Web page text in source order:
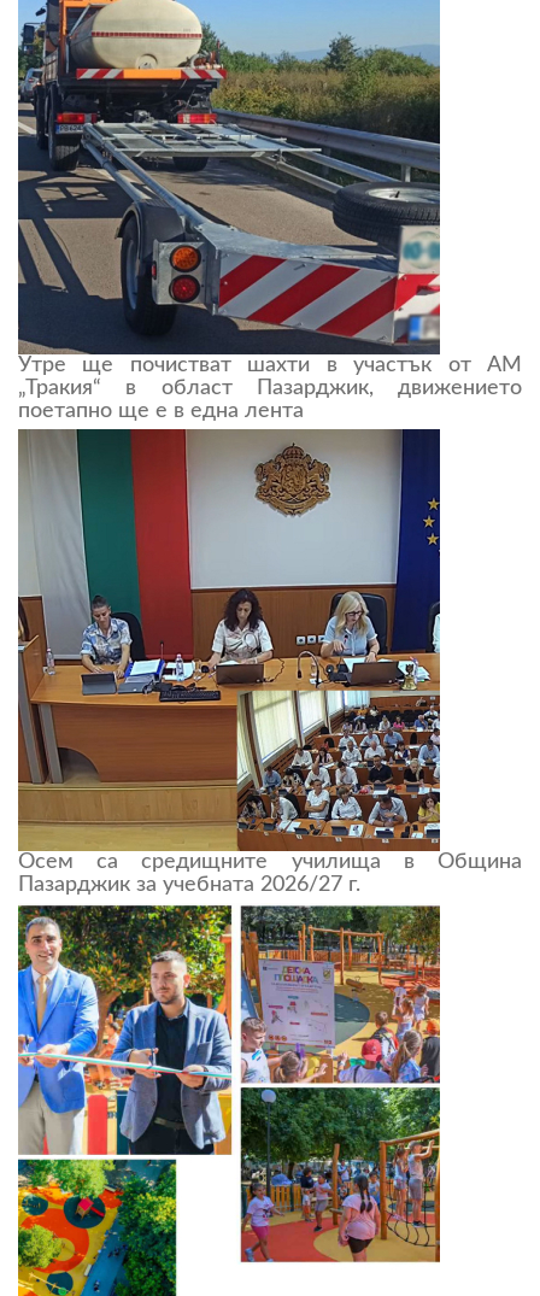
Утре ще почистват шахти в участък от АМ
„Тракия“ в област Пазарджик, движението
поетапно ще е в една лента
Осем са средищните училища в Община
Пазарджик за учебната 2026/27 г.